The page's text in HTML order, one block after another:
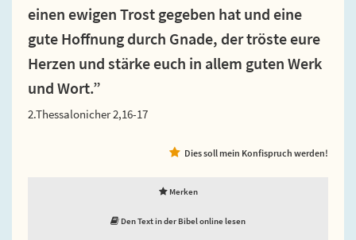
einen ewigen Trost gegeben hat und eine
gute Hoffnung durch Gnade, der tröste eure
Herzen und stärke euch in allem guten Werk
und Wort.”
2.Thessalonicher 2,16-17
Dies soll mein Konfispruch werden!
Merken
Den Text in der Bibel online lesen